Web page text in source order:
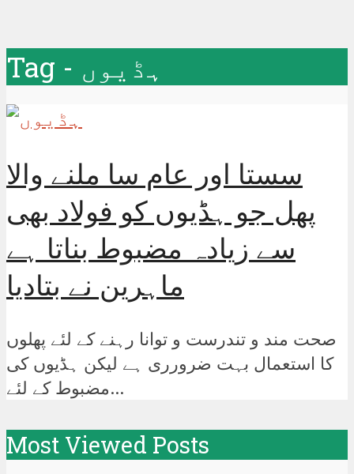
Tag - ہڈیوں
سستا اور عام سا ملنے والا
پھل جو ہڈیوں کو فولاد بھی
سے زیادہ مضبوط بناتا ہے
ماہرین نے بتادیا
صحت مند و تندرست و توانا رہنے کے لئے پھلوں
کا استعمال بہت ضرورری ہے لیکن ہڈیوں کی
مضبوط کے لئے...
Most Viewed Posts